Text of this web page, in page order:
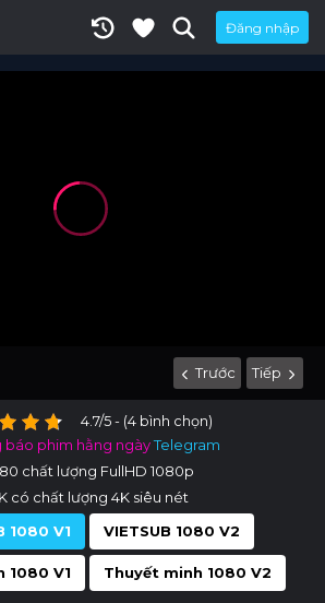
Đăng nhập
Trước Tiếp
4.7/5 - (4 bình chọn)
báo phim hằng ngàyTelegram
chất lượng FullHD 1080p
có chất lượng 4K siêu nét
1080 V1
VIETSUB 1080 V2
1080 V1 Thuyết minh 1080 V2